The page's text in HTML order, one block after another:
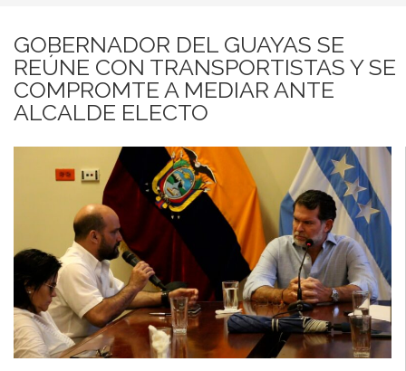
GOBERNADOR DEL GUAYAS SE
REÚNE CON TRANSPORTISTAS Y SE
COMPROMTE A MEDIAR ANTE
ALCALDE ELECTO